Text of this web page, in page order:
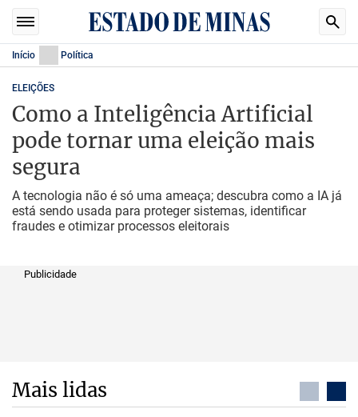
Início Política
ELEIÇÕES
Como a Inteligência Artificial
pode tornar uma eleição mais
segura
A tecnologia não é só uma ameaça; descubra como a IA já
está sendo usada para proteger sistemas, identificar
fraudes e otimizar processos eleitorais
Publicidade
Mais lidas